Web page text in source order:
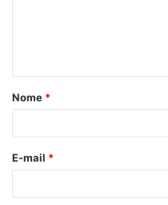
Nome *
E-mail *